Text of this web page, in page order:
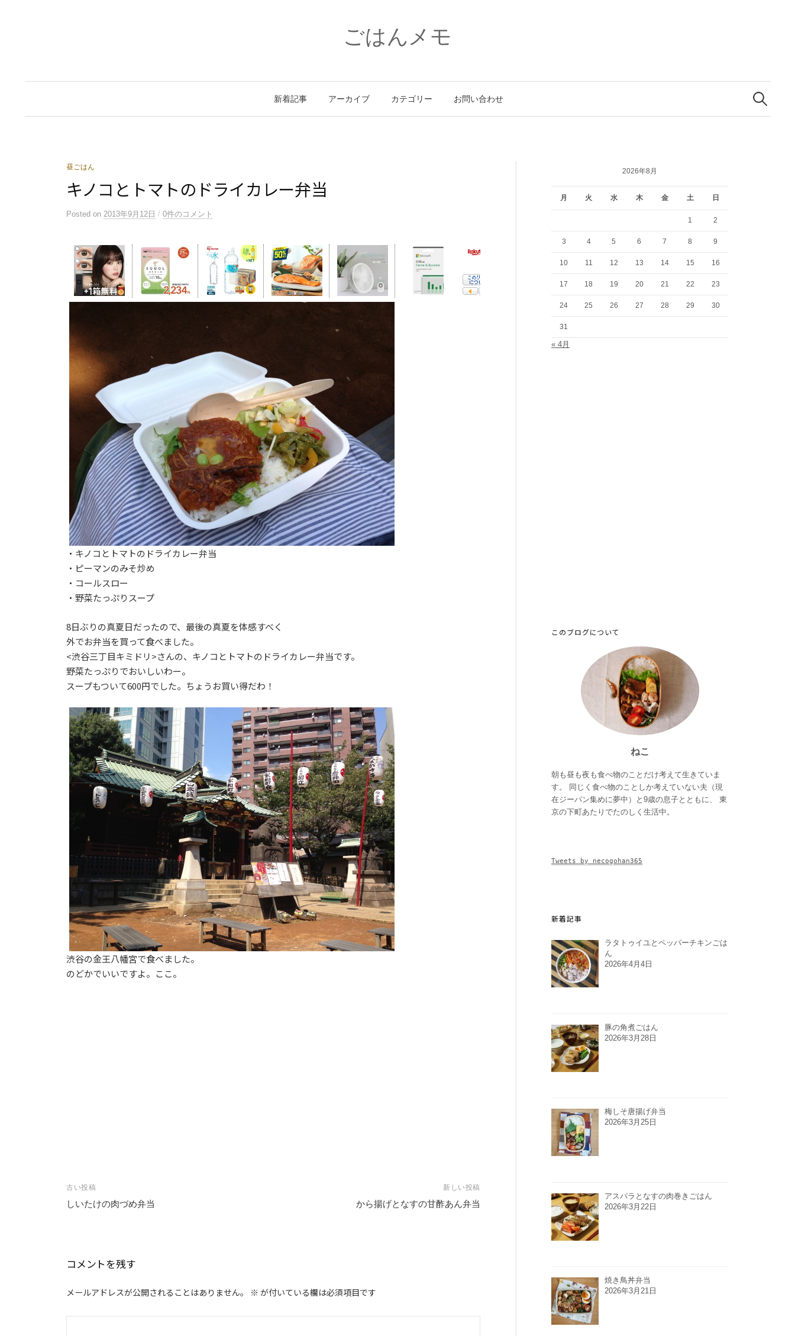
へ
ごはんメモ
新着記事 アーカイブ カテゴリー お問い合わせ
索:
昼ごはん
キノコとトマトのドライカレー弁当
Posted on 2013年9月12日 / 0件のコメント
・キノコとトマトのドライカレー弁当
・ピーマンのみそ炒め
・コールスロー
・野菜たっぷりスープ
8日ぶりの真夏日だったので、最後の真夏を体感すべく
外でお弁当を買って食べました。
<渋谷三丁目キミドリ>さんの、キノコとトマトのドライカレー弁当です。
野菜たっぷりでおいしいわー。
スープもついて600円でした。ちょうお買い得だわ！
渋谷の金王八幡宮で食べました。
のどかでいいですよ。ここ。
投
稿
ー
シ
ョ
ン
古い投稿
しいたけの肉づめ弁当
新しい投稿
から揚げとなすの甘酢あん弁当
コメントを残す
メールアドレスが公開されることはありません。 ※ が付いている欄は必須項目です
2026年8月
月 火 水 木 金 土 日
1 2
3 4 5 6 7 8 9
10 11 12 13 14 15 16
17 18 19 20 21 22 23
24 25 26 27 28 29 30
31
« 4月
このブログについて
ねこ
朝も昼も夜も食べ物のことだけ考えて生きていま
す。 同じく食べ物のことしか考えていない夫（現
在ジーパン集めに夢中）と9歳の息子とともに、 東
京の下町あたりでたのしく生活中。
Tweets by necogohan365
新着記事
ラタトゥイユとペッパーチキンごは
ん
2026年4月4日
豚の角煮ごはん
2026年3月28日
梅しそ唐揚げ弁当
2026年3月25日
アスパラとなすの肉巻きごはん
2026年3月22日
焼き鳥丼弁当
2026年3月21日